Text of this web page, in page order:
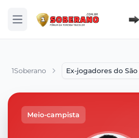
Abrir menu
1Soberano Ex-jogadores do
Meio-campista